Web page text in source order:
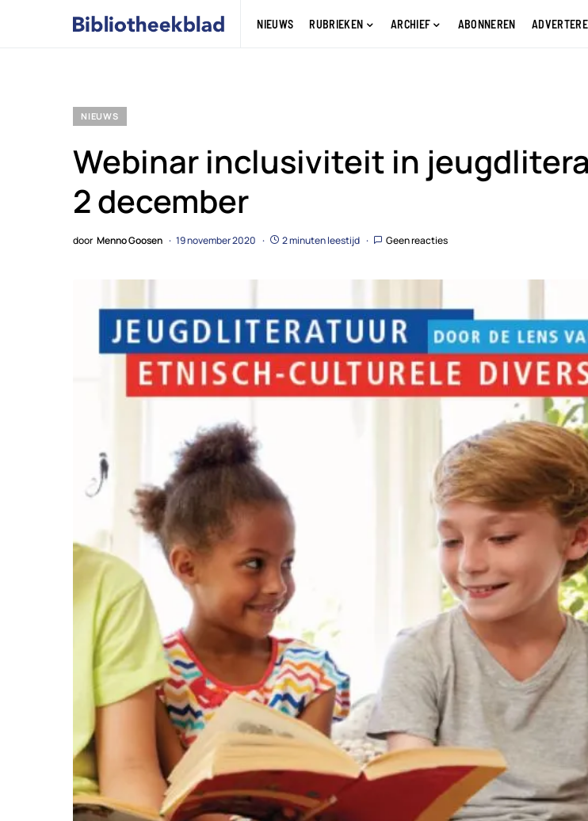
NIEUWS RUBRIEKEN ARCHIEF ABONNEREN
NIEUWS
Webinar inclusiviteit in
2 december
door Menno Goosen 19 november 2020 2 minuten leestijd Geen reacties